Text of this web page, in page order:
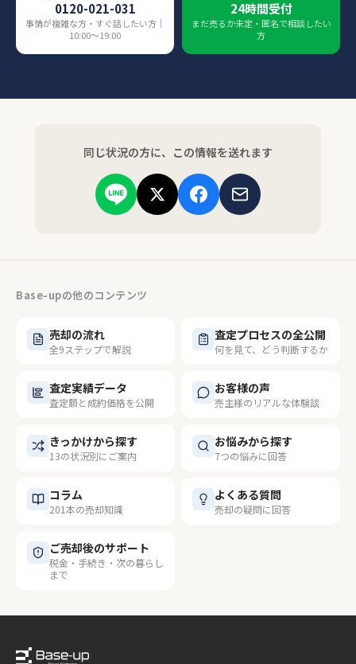
0120-021-031
事情が複雑な方・すぐ話したい方｜
10:00〜19:00
24時間受付
まだ売るか未定・匿名で相談したい
方
同じ状況の方に、この情報を送れます
Base-upの他のコンテンツ
売却の流れ
全9ステップで解説
査定プロセスの全公開
何を見て、どう判断するか
査定実績データ
査定額と成約価格を公開
お客様の声
売主様のリアルな体験談
きっかけから探す
13の状況別にご案内
お悩みから探す
7つの悩みに回答
コラム
201本の売却知識
よくある質問
売却の疑問に回答
ご売却後のサポート
税金・手続き・次の暮らし
まで